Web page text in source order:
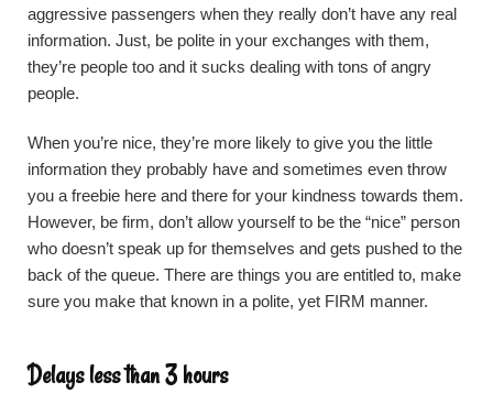
aggressive passengers when they really don’t have any real
information. Just, be polite in your exchanges with them,
they’re people too and it sucks dealing with tons of angry
people.
When you’re nice, they’re more likely to give you the little
information they probably have and sometimes even throw
you a freebie here and there for your kindness towards them.
However, be firm, don’t allow yourself to be the “nice” person
who doesn’t speak up for themselves and gets pushed to the
back of the queue. There are things you are entitled to, make
sure you make that known in a polite, yet FIRM manner.
Delays less than 3 hours